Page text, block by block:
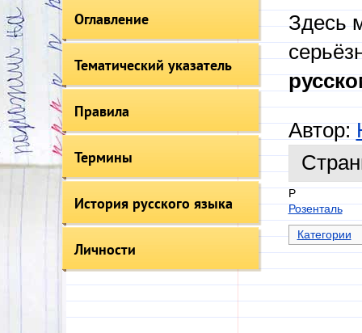
Оглавление
Тематический указатель
Правила
Термины
История русского языка
Личности
Здесь
Автор:
Р
Розенталь
Категории